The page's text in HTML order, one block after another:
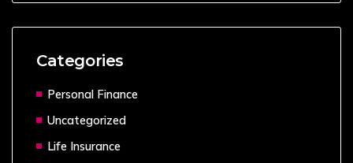
Categories
Personal Finance
Uncategorized
Life Insurance